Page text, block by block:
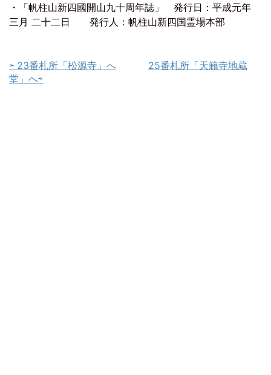
・「帆柱山新四國開山九十周年誌」
発行日：平成元年
三月 二十二日
発行人：帆柱山新四国霊場本部
⇦ 23番札所「松源寺」へ
25番札所「天籟寺地蔵
堂」へ⇨